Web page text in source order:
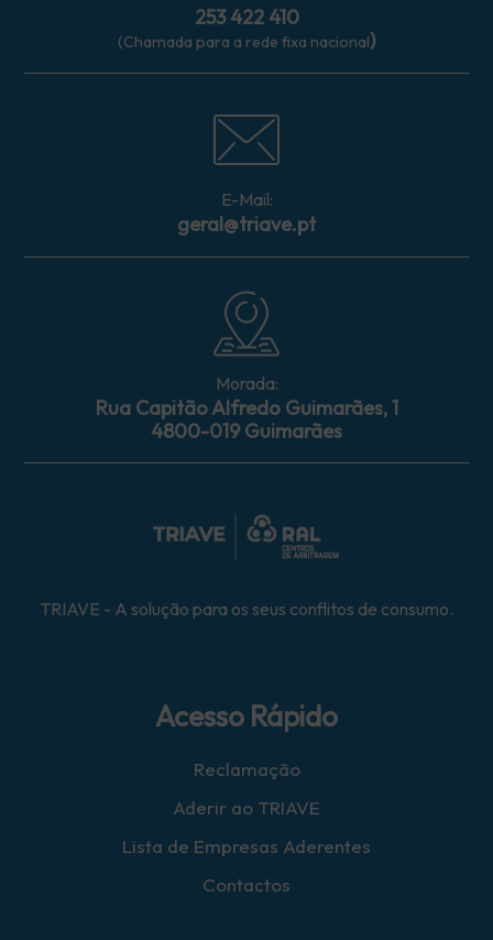
253 422 410
(Chamada para a rede fixa nacional)
E-Mail:
geral@triave.pt
Morada:
Rua Capitão Alfredo Guimarães, 1
4800-019 Guimarães
TRIAVE - A solução para os seus conflitos de consumo.
Acesso Rápido
Reclamação
Aderir ao TRIAVE
Lista de Empresas Aderentes
Contactos